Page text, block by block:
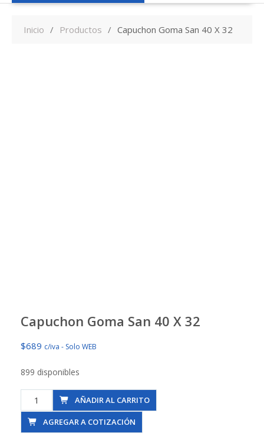
Inicio Productos Capuchon Goma San 40 X 32
Capuchon Goma San 40 X 32
$689 c/iva - Solo WEB
899 disponibles
Capuchon
Goma
San
AÑADIR AL CARRITO
AGREGAR A COTIZACIÓN